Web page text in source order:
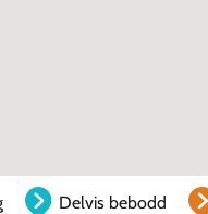
Delvis bebodd